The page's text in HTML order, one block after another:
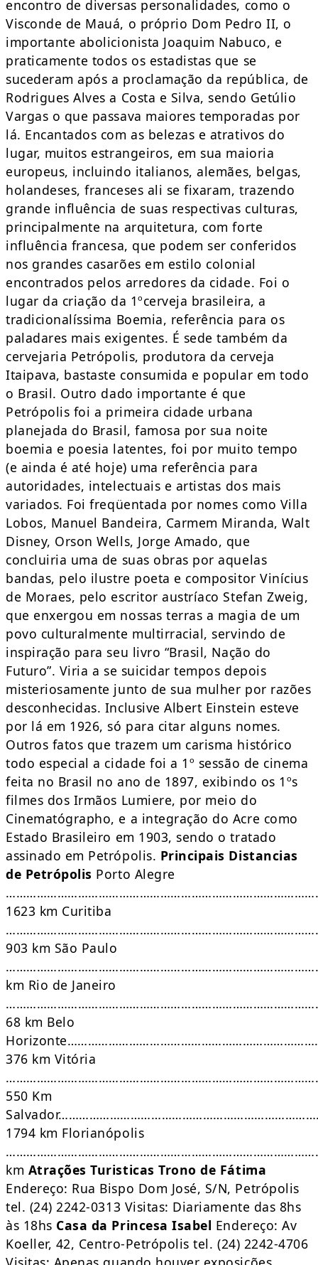
encontro de diversas personalidades, como o
Visconde de Mauá, o próprio Dom Pedro II, o
importante abolicionista Joaquim Nabuco, e
praticamente todos os estadistas que se
sucederam após a proclamação da república, de
Rodrigues Alves a Costa e Silva, sendo Getúlio
Vargas o que passava maiores temporadas por
lá. Encantados com as belezas e atrativos do
lugar, muitos estrangeiros, em sua maioria
europeus, incluindo italianos, alemães, belgas,
holandeses, franceses ali se fixaram, trazendo
grande influência de suas respectivas culturas,
principalmente na arquitetura, com forte
influência francesa, que podem ser conferidos
nos grandes casarões em estilo colonial
encontrados pelos arredores da cidade. Foi o
lugar da criação da 1ºcerveja brasileira, a
tradicionalíssima Boemia, referência para os
paladares mais exigentes. É sede também da
cervejaria Petrópolis, produtora da cerveja
Itaipava, bastaste consumida e popular em todo
o Brasil. Outro dado importante é que
Petrópolis foi a primeira cidade urbana
planejada do Brasil, famosa por sua noite
boemia e poesia latentes, foi por muito tempo
(e ainda é até hoje) uma referência para
autoridades, intelectuais e artistas dos mais
variados. Foi freqüentada por nomes como Villa
Lobos, Manuel Bandeira, Carmem Miranda, Walt
Disney, Orson Wells, Jorge Amado, que
concluiria uma de suas obras por aquelas
bandas, pelo ilustre poeta e compositor Vinícius
de Moraes, pelo escritor austríaco Stefan Zweig,
que enxergou em nossas terras a magia de um
povo culturalmente multirracial, servindo de
inspiração para seu livro “Brasil, Nação do
Futuro”. Viria a se suicidar tempos depois
misteriosamente junto de sua mulher por razões
desconhecidas. Inclusive Albert Einstein esteve
por lá em 1926, só para citar alguns nomes.
Outros fatos que trazem um carisma histórico
todo especial a cidade foi a 1º sessão de cinema
feita no Brasil no ano de 1897, exibindo os 1ºs
filmes dos Irmãos Lumiere, por meio do
Cinematógrapho, e a integração do Acre como
Estado Brasileiro em 1903, sendo o tratado
assinado em Petrópolis. Principais Distancias
de Petrópolis Porto Alegre
1623 km Curitiba
903 km São Paulo
km Rio de Janeiro
68 km Belo
376 km Vitória
550 Km
1794 km Florianópolis
km Atrações Turisticas Trono de Fátima
Endereço: Rua Bispo Dom José, S/N, Petrópolis
tel. (24) 2242-0313 Visitas: Diariamente das 8hs
às 18hs Casa da Princesa Isabel Endereço: Av
Koeller, 42, Centro-Petrópolis tel. (24) 2242-4706